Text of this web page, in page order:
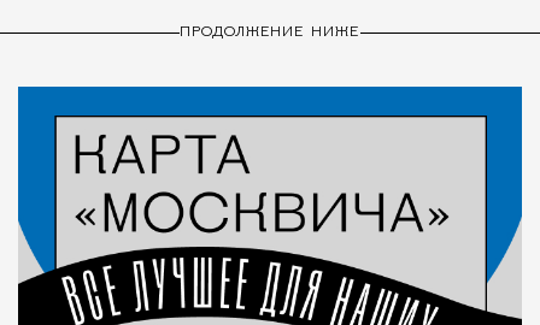
ПРОДОЛЖЕНИЕ НИЖЕ